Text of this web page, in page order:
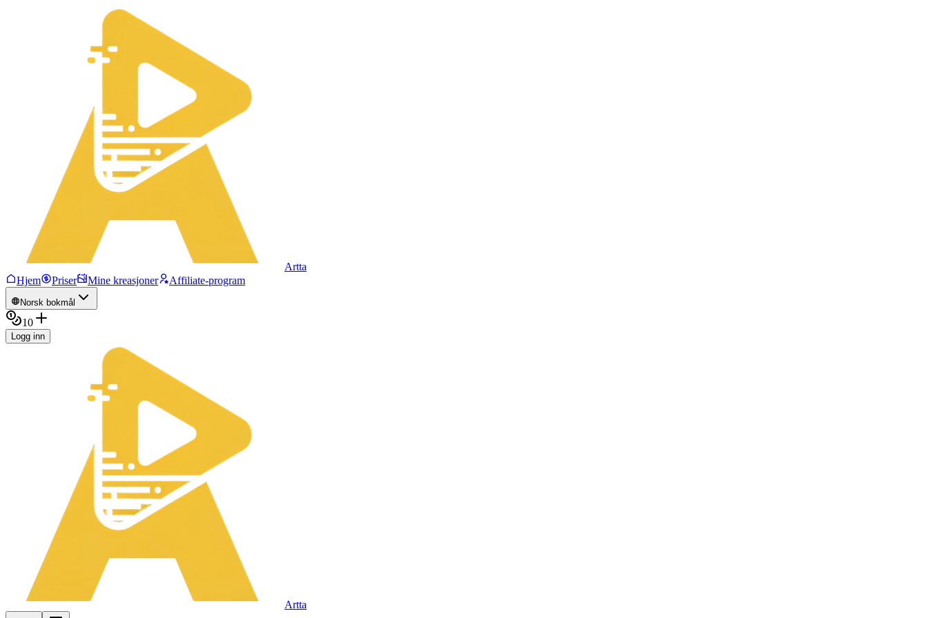
Artta
Hjem
Priser Mine kreasjoner Affiliate-program
Norsk bokmål
10
Logg inn
Artta